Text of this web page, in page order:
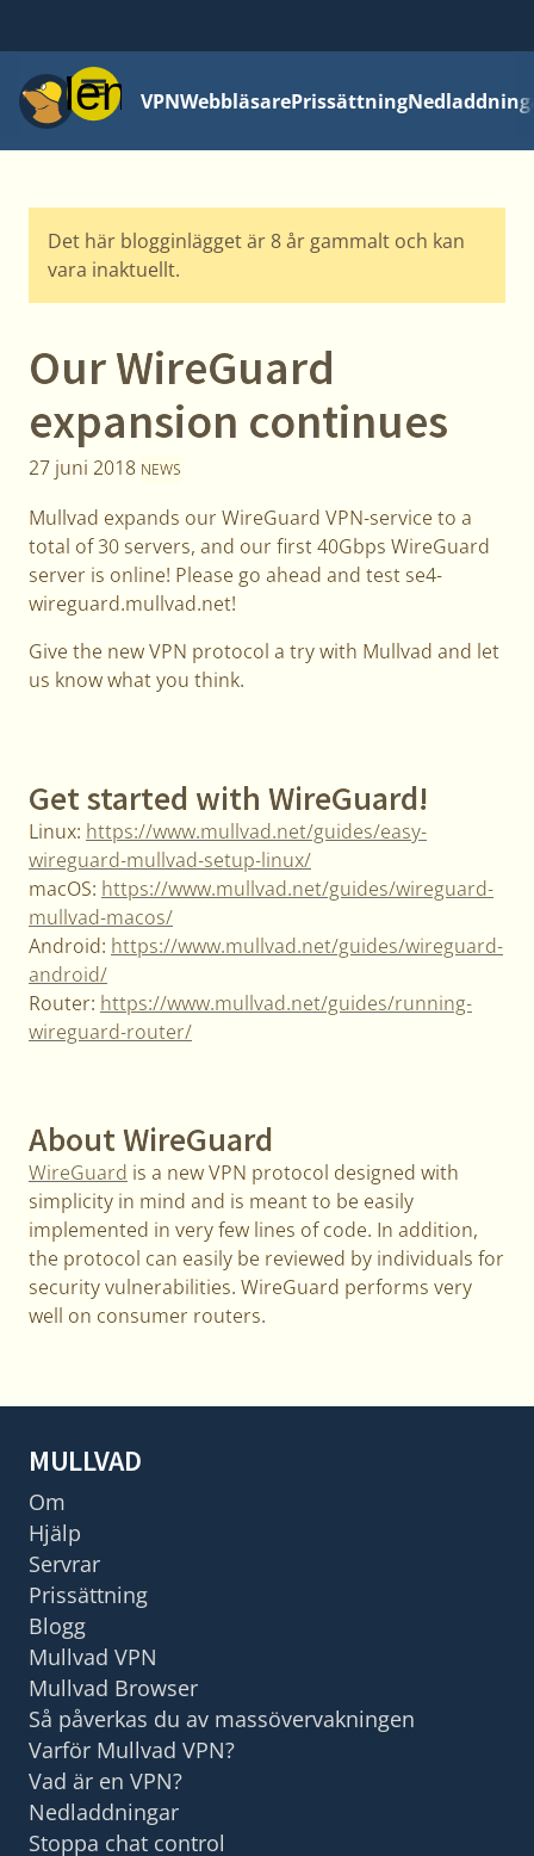
MenyVPNWebbläsarePrissättning
Det här blogginlägget är 8 år gammalt och kan
vara inaktuellt.
Our WireGuard
expansion continues
27 juni 2018 NEWS
Mullvad expands our WireGuard VPN-service to a
total of 30 servers, and our first 40Gbps WireGuard
server is online! Please go ahead and test se4-
wireguard.mullvad.net!
Give the new VPN protocol a try with Mullvad and let
us know what you think.
Get started with WireGuard!
Linux: https://www.mullvad.net/guides/easy-
wireguard-mullvad-setup-linux/
macOS: https://www.mullvad.net/guides/wireguard-
mullvad-macos/
Android: https://www.mullvad.net/guides/wireguard-
android/
Router: https://www.mullvad.net/guides/running-
wireguard-router/
About WireGuard
WireGuard is a new VPN protocol designed with
simplicity in mind and is meant to be easily
implemented in very few lines of code. In addition,
the protocol can easily be reviewed by individuals for
security vulnerabilities. WireGuard performs very
well on consumer routers.
MULLVAD
Om
Hjälp
Servrar
Prissättning
Blogg
Mullvad VPN
Mullvad Browser
Så påverkas du av massövervakningen
Varför Mullvad VPN?
Vad är en VPN?
Nedladdningar
Stoppa chat control